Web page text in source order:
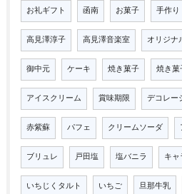
お礼ギフト 函南 お菓子 手作り
高見澤淳子 高見澤音楽室 オリジナ
御中元 ケーキ 焼き菓子 焼き
アイスクリーム 賞味期限 デコレー
赤紫蘇 パフェ クリームソーダ
ブリュレ 戸田塩 塩バニラ キ
いちじくタルト いちご 旦那牛乳